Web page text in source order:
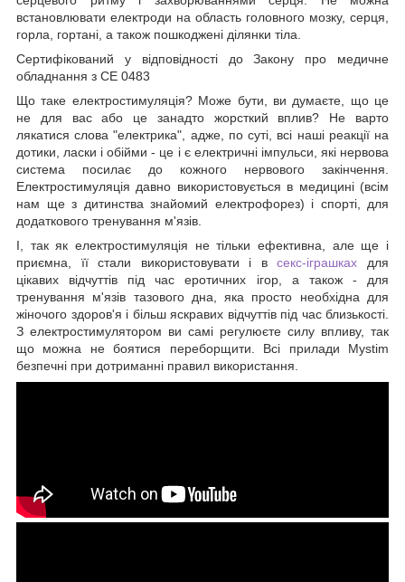
встановлювати електроди на область головного мозку, серця,
горла, гортані, а також пошкоджені ділянки тіла.
Сертифікований у відповідності до Закону про медичне
обладнання з CE 0483
Що таке електростимуляція? Може бути, ви думаєте, що це
не для вас або це занадто жорсткий вплив? Не варто
лякатися слова "електрика", адже, по суті, всі наші реакції на
дотики, ласки і обійми - це і є електричні імпульси, які нервова
система посилає до кожного нервового закінчення.
Електростимуляція давно використовується в медицині (всім
нам ще з дитинства знайомий електрофорез) і спорті, для
додаткового тренування м'язів.
І, так як електростимуляція не тільки ефективна, але ще і
приємна, її стали використовувати і всекс-іграшках для
цікавих відчуттів під час еротичних ігор, а також - для
тренування м'язів тазового дна, яка просто необхідна для
жіночого здоров'я і більш яскравих відчуттів під час близькості.
З електростимулятором ви самі регулюєте силу впливу, так
що можна не боятися переборщити. Всі прилади Mystim
безпечні при дотриманні правил використання.